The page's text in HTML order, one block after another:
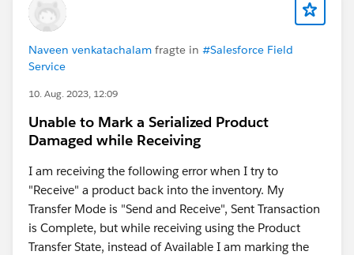
Naveen venkatachalam fragte in #Salesforce Field
Service
10. Aug. 2023, 12:09
Unable to Mark a Serialized Product
Damaged while Receiving
I am receiving the following error when I try to
"Receive" a product back into the inventory. My
Transfer Mode is "Send and Receive", Sent Transaction
is Complete, but while receiving using the Product
Transfer State, instead of Available I am marking the